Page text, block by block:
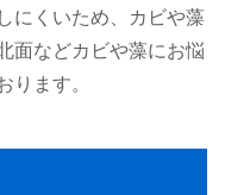
にくいため、カビや藻
面などカビや藻にお悩
ります。